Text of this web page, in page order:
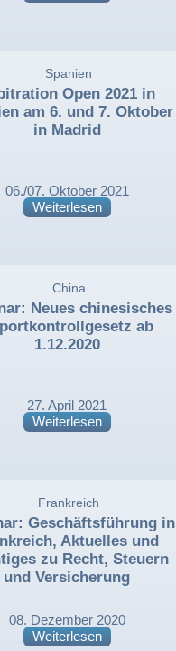
Open 2021 in
am 6. und 7. Oktober
in Madrid
Spanien
06./07. Oktober 2021
Weiterlesen
Neues chinesisches
ab
1.12.2020
China,
27. April 2021
Weiterlesen
Geschäftsführung in
Aktuelles und
zu Recht, Steuern
und Versicherung
Frankreich
08. Dezember 2020
Weiterlesen